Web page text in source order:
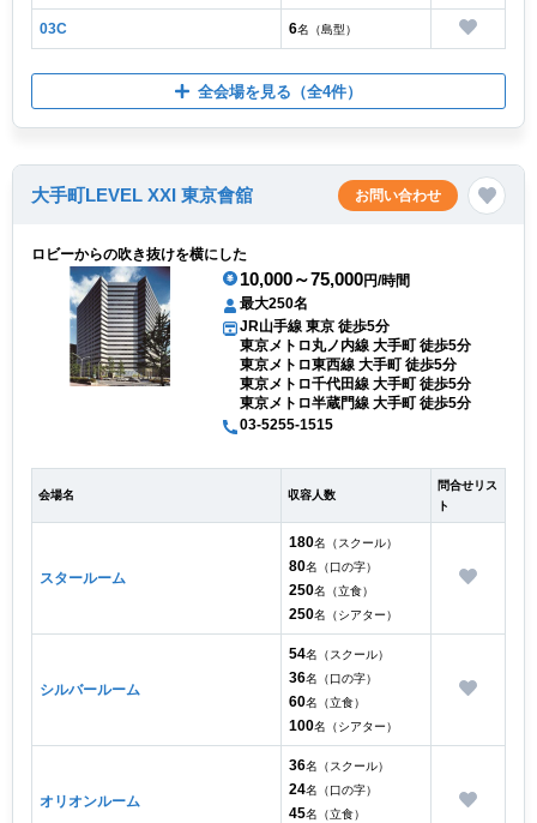
03C 6名（島型）
全会場を見る （全4件）
大手町LEVEL XXI 東京會舘 お問い合わせ
ロビーからの吹き抜けを横にした
10,000～75,000円/時間
最大250名
JR山手線 東京 徒歩5分
東京メトロ丸ノ内線 大手町 徒歩5分
東京メトロ東西線 大手町 徒歩5分
東京メトロ千代田線 大手町 徒歩5分
東京メトロ半蔵門線 大手町 徒歩5分
03-5255-1515
会場名 収容人数
問合せリス
ト
スタールーム
180名（スクール）
80名（口の字）
250名（立食）
250名（シアター）
シルバールーム
54名（スクール）
36名（口の字）
60名（立食）
100名（シアター）
オリオンルーム
36名（スクール）
24名（口の字）
45名（立食）